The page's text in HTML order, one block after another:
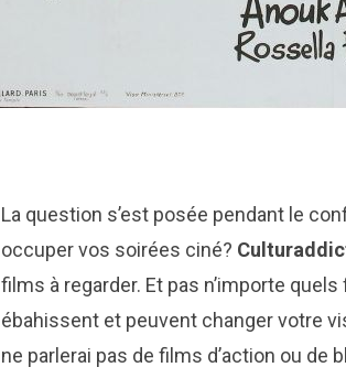
La question s’est posée pendant le
occuper vos soirées ciné?
films à regarder. Et pas n’importe
ébahissent et peuvent changer votre
ne parlerai pas de films d’action ou